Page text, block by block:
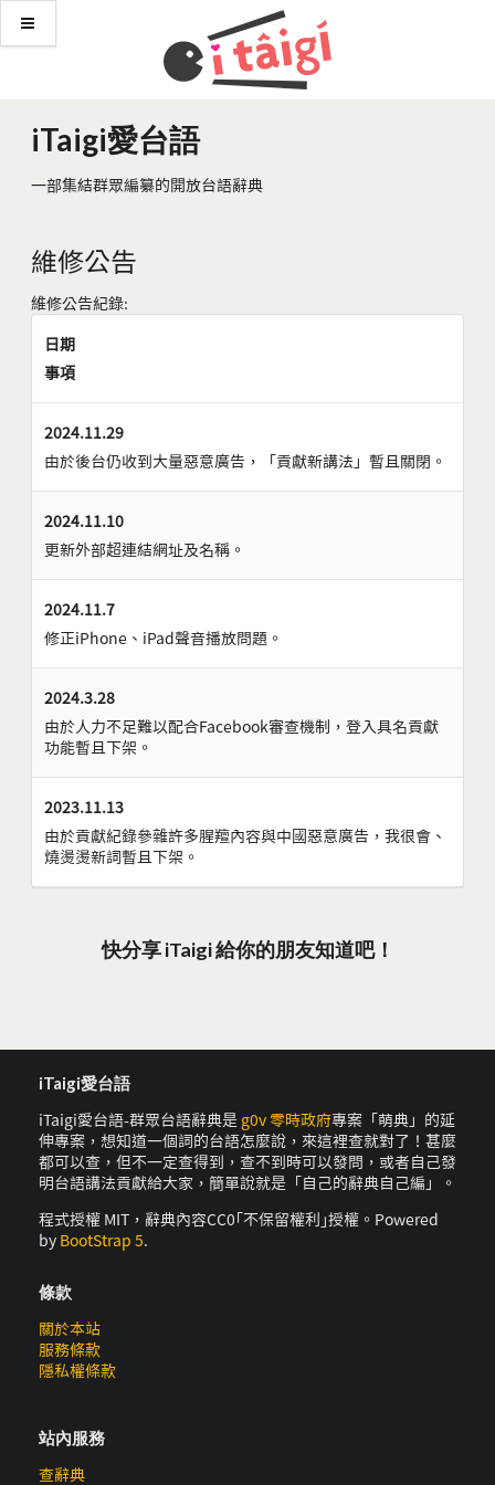
iTaigi愛台語
一部集結群眾編纂的開放台語辭典
維修公告
維修公告紀錄:
日期
事項
2024.11.29
由於後台仍收到大量惡意廣告，「貢獻新講法」暫且關閉。
2024.11.10
更新外部超連結網址及名稱。
2024.11.7
修正iPhone、iPad聲音播放問題。
2024.3.28
由於人力不足難以配合Facebook審查機制，登入具名貢獻
功能暫且下架。
2023.11.13
由於貢獻紀錄參雜許多腥羶內容與中國惡意廣告，我很會、
燒燙燙新詞暫且下架。
快分享 iTaigi 給你的朋友知道吧！
iTaigi愛台語
iTaigi愛台語-群眾台語辭典是 g0v 零時政府專案「萌典」的延
伸專案，想知道一個詞的台語怎麼說，來這裡查就對了！甚麼
都可以查，但不一定查得到，查不到時可以發問，或者自己發
明台語講法貢獻給大家，簡單說就是「自己的辭典自己編」。
程式授權 MIT，辭典內容CC0｢不保留權利｣授權。Powered
by BootStrap 5.
條款
關於本站
服務條款
隱私權條款
站內服務
查辭典